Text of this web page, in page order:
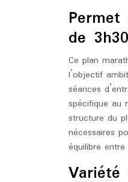
de
Ce plan
l’objectif
séances
spécifique au
structure du
nécessaires
équilibre